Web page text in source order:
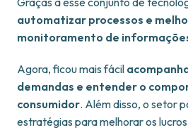
automatizar processos e
monitoramento de
Agora, ficou mais fácil
demandas e entender o
consumidor. Além disso, o setor
estratégias para melhorar os